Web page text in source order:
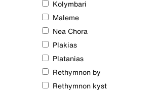
Kolymbari
Maleme
Nea Chora
Plakias
Platanias
Rethymnon by
Rethymnon kyst